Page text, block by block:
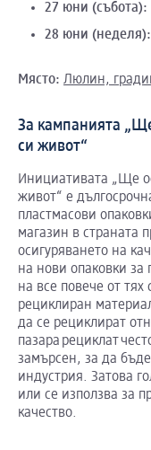
27 юни (събота):
28 юни (неделя):
Място: Люлин,
За кампанията
си живот“
Инициативата „Ще
живот“ е
пластмасови
магазин в страната
осигуряването на
на нови опаковки за
на все повече от
рециклиран
да се рециклират
пазара рециклат
замърсен, за да
индустрия. Затова
или се използва за
качество.